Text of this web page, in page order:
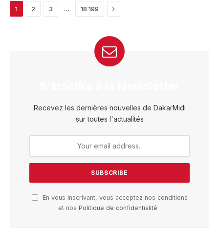
1 2 3 … 18 199 Next
Recevez les dernières nouvelles de DakarMidi
sur toutes l'actualités
En vous inscrivant, vous acceptez nos conditions
et nos Politique de confidentialité .